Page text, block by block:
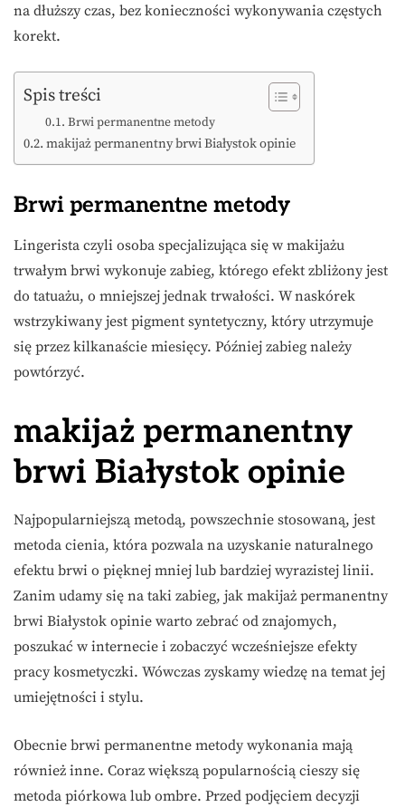
na dłuższy czas, bez konieczności wykonywania częstych
korekt.
Spis treści
Brwi permanentne metody
makijaż permanentny brwi Białystok opinie
Brwi permanentne metody
Lingerista czyli osoba specjalizująca się w makijażu
trwałym brwi wykonuje zabieg, którego efekt zbliżony jest
do tatuażu, o mniejszej jednak trwałości. W naskórek
wstrzykiwany jest pigment syntetyczny, który utrzymuje
się przez kilkanaście miesięcy. Później zabieg należy
powtórzyć.
makijaż permanentny
brwi Białystok opinie
Najpopularniejszą metodą, powszechnie stosowaną, jest
metoda cienia, która pozwala na uzyskanie naturalnego
efektu brwi o pięknej mniej lub bardziej wyrazistej linii.
Zanim udamy się na taki zabieg, jak makijaż permanentny
brwi Białystok opinie warto zebrać od znajomych,
poszukać w internecie i zobaczyć wcześniejsze efekty
pracy kosmetyczki. Wówczas zyskamy wiedzę na temat jej
umiejętności i stylu.
Obecnie brwi permanentne metody wykonania mają
również inne. Coraz większą popularnością cieszy się
metoda piórkowa lub ombre. Przed podjęciem decyzji